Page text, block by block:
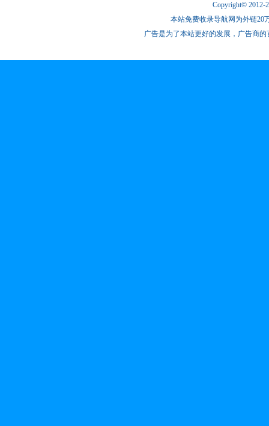
Copyright© 2012-
本站免费收录导航网为外链20
广告是为了本站更好的发展，广告商